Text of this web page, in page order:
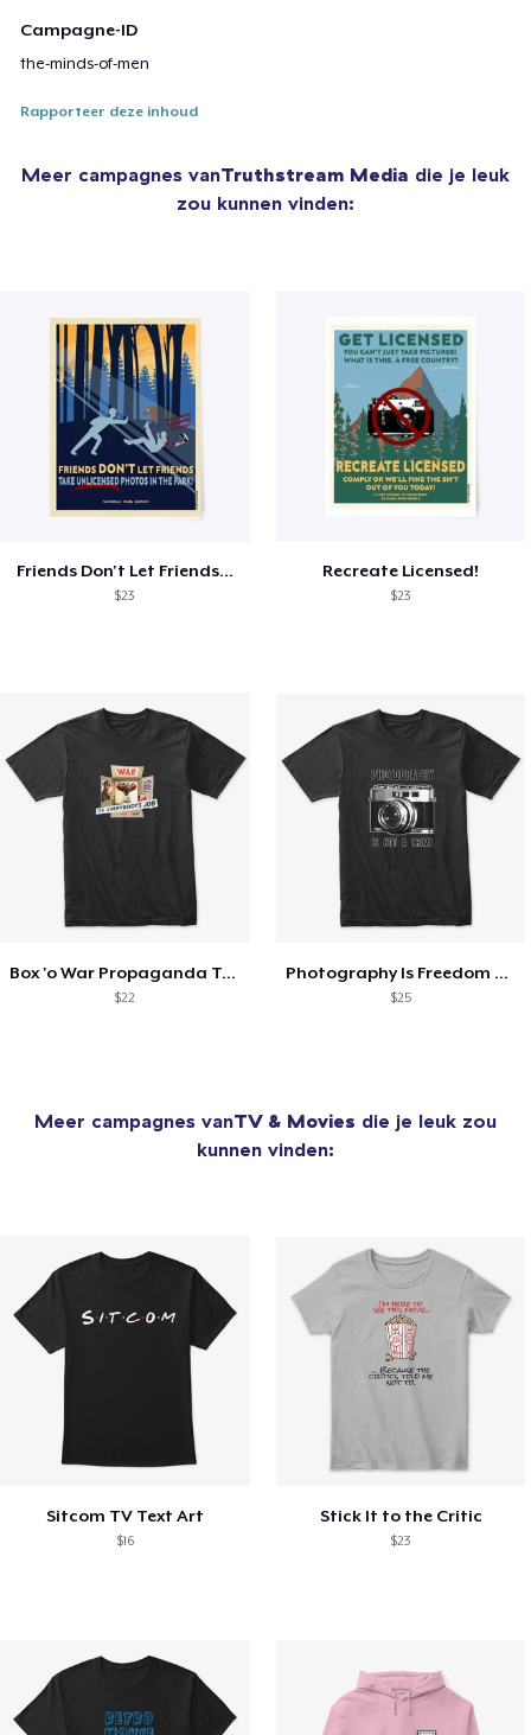
Campagne-ID
the-minds-of-men
Rapporteer deze inhoud
Meer campagnes vanTruthstream Media die je leuk
zou kunnen vinden:
Friends Don't Let Friends...
$23
Recreate Licensed!
$23
Box 'o War Propaganda Tee
$22
Photography Is Freedom Tee
$25
Meer campagnes vanTV & Movies die je leuk zou
kunnen vinden:
Sitcom TV Text Art
$16
Stick It to the Critic
$23